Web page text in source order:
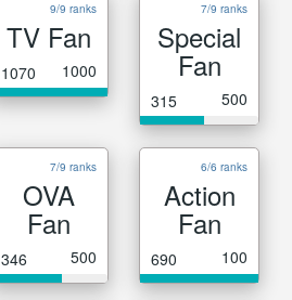
9/9 ranks
TV Fan
1070 1000
7/9 ranks
Special
Fan
315 500
7/9 ranks
OVA
Fan
346 500
6/6 ranks
Action
Fan
690 100